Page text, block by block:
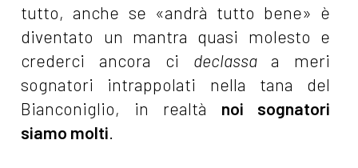
tutto, anche se «andrà tutto bene» è
diventato un mantra quasi molesto e
crederci ancora ci declassaa meri
sognatori intrappolati nella tana del
Bianconiglio, in realtà noi sognatori
siamo molti.